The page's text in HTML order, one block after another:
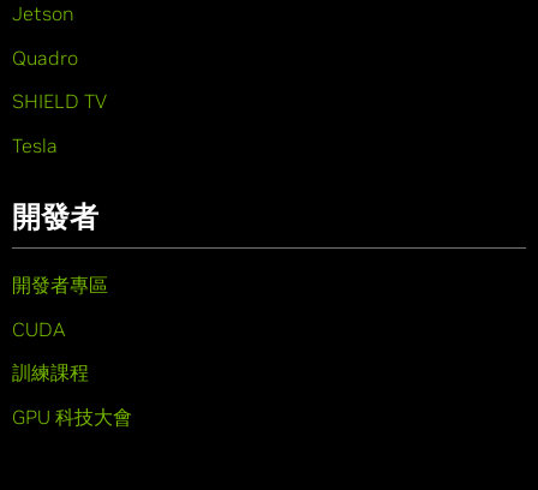
Jetson
Quadro
SHIELD TV
Tesla
開發者
開發者專區
CUDA
訓練課程
GPU 科技大會